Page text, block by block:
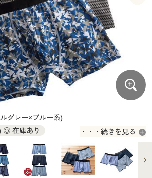
ァブリック
ズ下着
べて
ース服
ース下着
制服
からのご注文
ゼント
ズ下着
ース服
ース下着
制服
らのご注文
ゼント
グレー×ブルー系)
◎ 在庫あり
◎ 在庫あり
◎ 在庫あり
◎ 在庫あり
続きを見る